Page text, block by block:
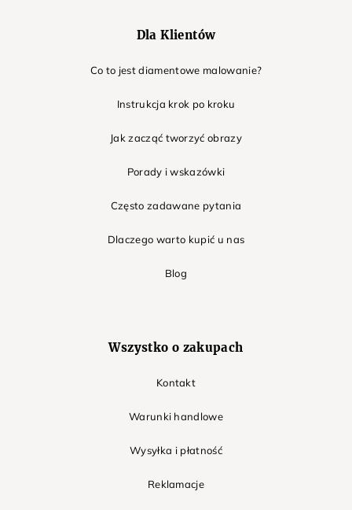
Dla Klientów
Co to jest diamentowe malowanie?
Instrukcja krok po kroku
Jak zacząć tworzyć obrazy
Porady i wskazówki
Często zadawane pytania
Dlaczego warto kupić u nas
Blog
Wszystko o zakupach
Kontakt
Warunki handlowe
Wysyłka i płatność
Reklamacje